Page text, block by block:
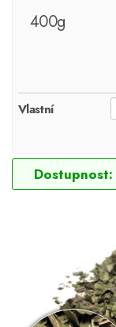
400g
Vlastní
Dostupnost: